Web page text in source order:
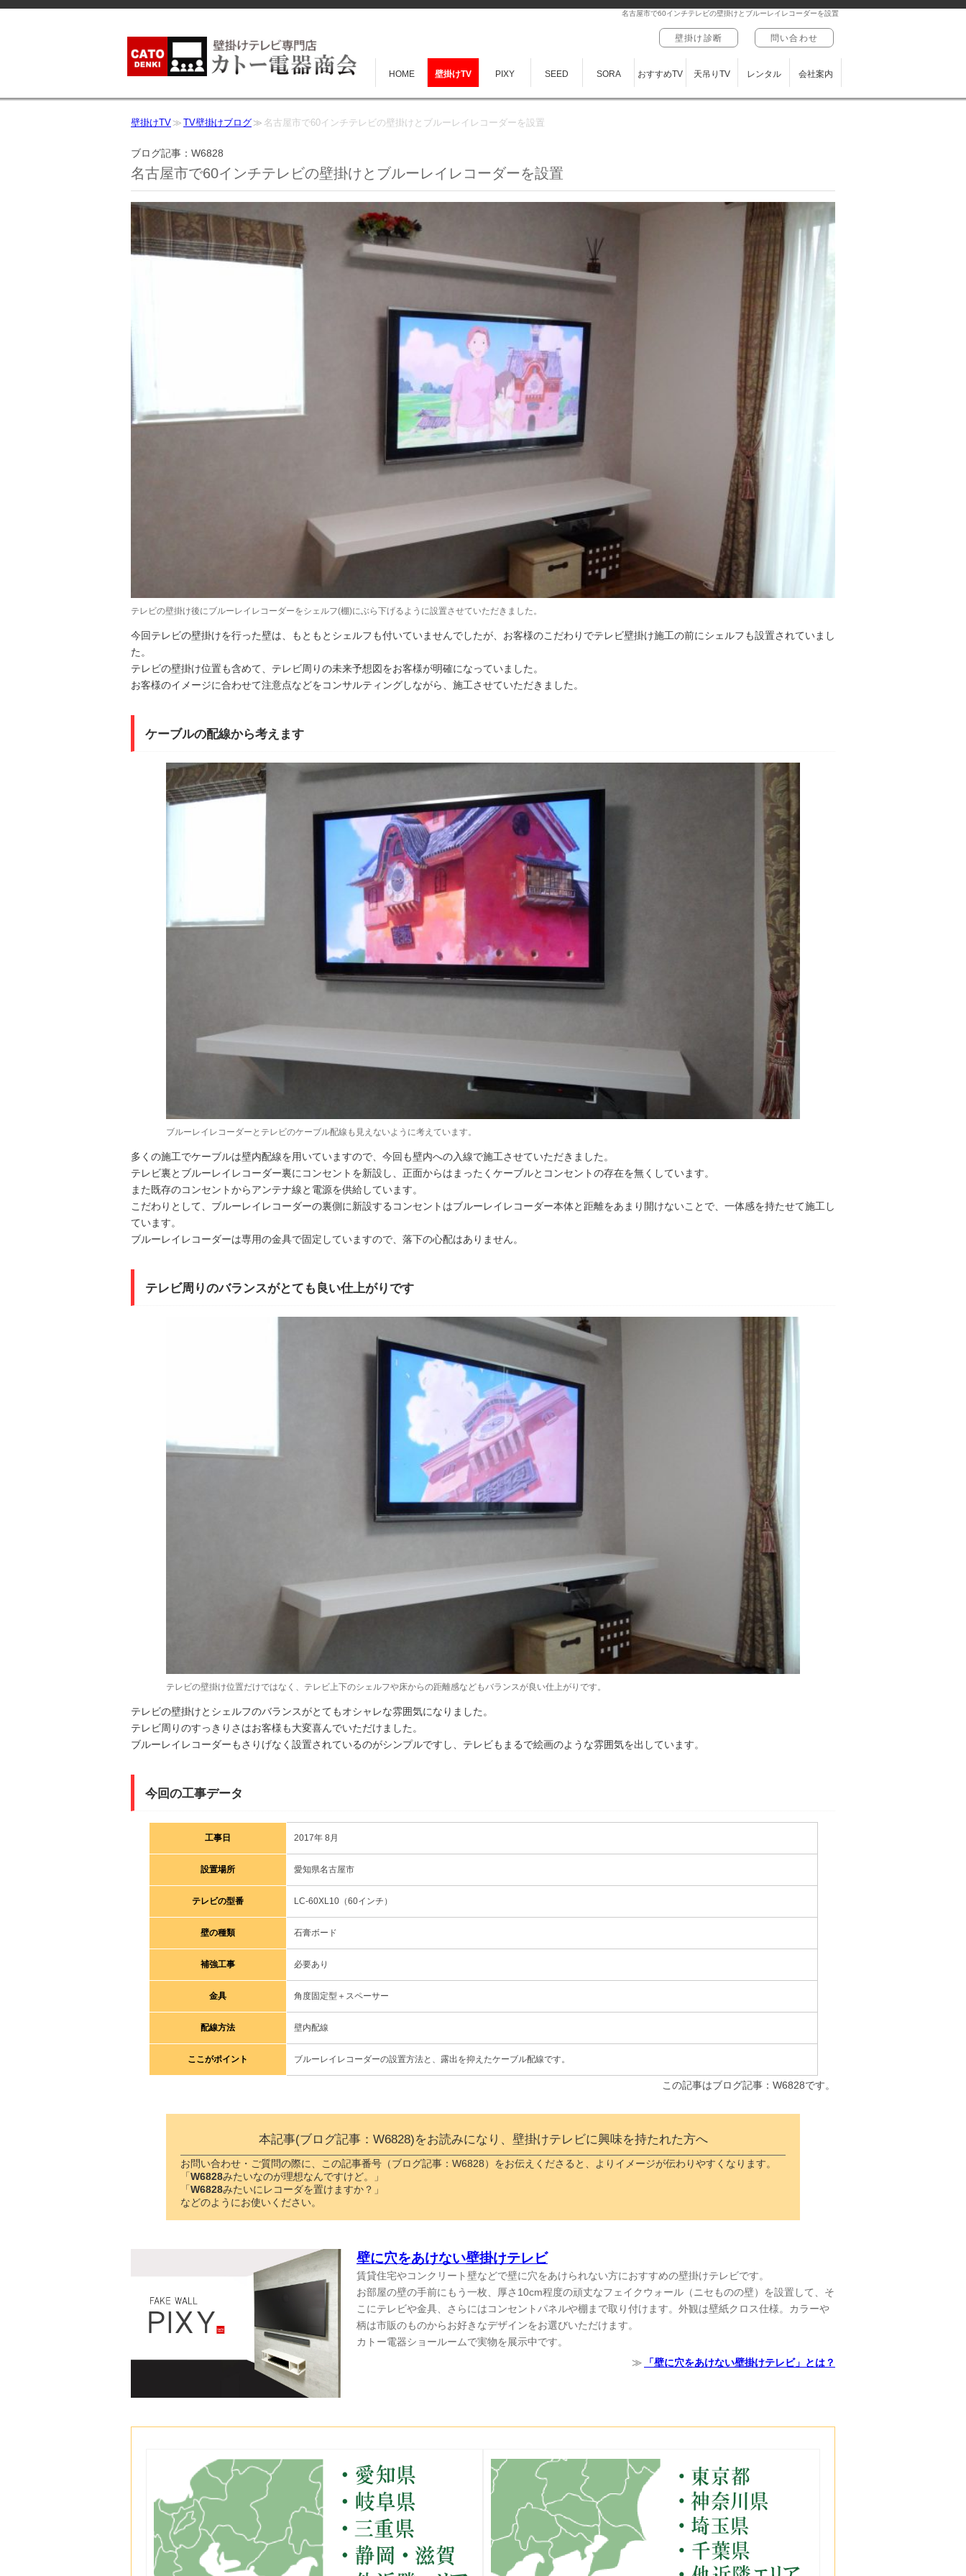
名古屋市で60インチテレビの壁掛けとブルーレイレコーダーを設置
壁掛け診断 問い合わせ
HOME 壁掛けTV PIXY SEED SORA おすすめTV 天吊りTV レンタル 会社案内
壁掛けTV TV壁掛けブログ 名古屋市で60インチテレビの壁掛けとブルーレイレコーダーを設置
ブログ記事：W6828
名古屋市で60インチテレビの壁掛けとブルーレイレコーダーを設置
テレビの壁掛け後にブルーレイレコーダーをシェルフ(棚)にぶら下げるように設置させていただきました。
今回テレビの壁掛けを行った壁は、もともとシェルフも付いていませんでしたが、お客様のこだわりでテレビ壁掛け施工の前にシェルフも設置されていまし
た。
テレビの壁掛け位置も含めて、テレビ周りの未来予想図をお客様が明確になっていました。
お客様のイメージに合わせて注意点などをコンサルティングしながら、施工させていただきました。
ケーブルの配線から考えます
ブルーレイレコーダーとテレビのケーブル配線も見えないように考えています。
多くの施工でケーブルは壁内配線を用いていますので、今回も壁内への入線で施工させていただきました。
テレビ裏とブルーレイレコーダー裏にコンセントを新設し、正面からはまったくケーブルとコンセントの存在を無くしています。
また既存のコンセントからアンテナ線と電源を供給しています。
こだわりとして、ブルーレイレコーダーの裏側に新設するコンセントはブルーレイレコーダー本体と距離をあまり開けないことで、一体感を持たせて施工し
ています。
ブルーレイレコーダーは専用の金具で固定していますので、落下の心配はありません。
テレビ周りのバランスがとても良い仕上がりです
テレビの壁掛け位置だけではなく、テレビ上下のシェルフや床からの距離感などもバランスが良い仕上がりです。
テレビの壁掛けとシェルフのバランスがとてもオシャレな雰囲気になりました。
テレビ周りのすっきりさはお客様も大変喜んでいただけました。
ブルーレイレコーダーもさりげなく設置されているのがシンプルですし、テレビもまるで絵画のような雰囲気を出しています。
今回の工事データ
工事日 2017年 8月
設置場所 愛知県名古屋市
テレビの型番 LC-60XL10（60インチ）
壁の種類 石膏ボード
補強工事 必要あり
金具 角度固定型＋スペーサー
配線方法 壁内配線
ここがポイント ブルーレイレコーダーの設置方法と、露出を抑えたケーブル配線です。
この記事はブログ記事：W6828です。
本記事(ブログ記事：W6828)をお読みになり、壁掛けテレビに興味を持たれた方へ
お問い合わせ・ご質問の際に、この記事番号（ブログ記事：W6828）をお伝えくださると、よりイメージが伝わりやすくなります。
「W6828みたいなのが理想なんですけど。」
「W6828みたいにレコーダを置けますか？」
などのようにお使いください。
壁に穴をあけない壁掛けテレビ
賃貸住宅やコンクリート壁などで壁に穴をあけられない方におすすめの壁掛けテレビです。
お部屋の壁の手前にもう一枚、厚さ10cm程度の頑丈なフェイクウォール（ニセものの壁）を設置して、そ
こにテレビや金具、さらにはコンセントパネルや棚まで取り付けます。外観は壁紙クロス仕様。カラーや
柄は市販のものからお好きなデザインをお選びいただけます。
カトー電器ショールームで実物を展示中です。
「壁に穴をあけない壁掛けテレビ」とは？